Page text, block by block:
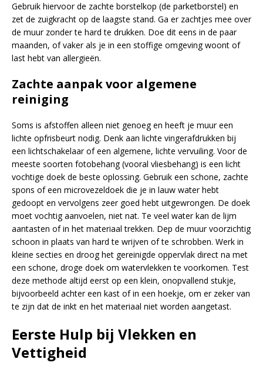
Gebruik hiervoor de zachte borstelkop (de parketborstel) en
zet de zuigkracht op de laagste stand. Ga er zachtjes mee over
de muur zonder te hard te drukken. Doe dit eens in de paar
maanden, of vaker als je in een stoffige omgeving woont of
last hebt van allergieën.
Zachte aanpak voor algemene
reiniging
Soms is afstoffen alleen niet genoeg en heeft je muur een
lichte opfrisbeurt nodig. Denk aan lichte vingerafdrukken bij
een lichtschakelaar of een algemene, lichte vervuiling. Voor de
meeste soorten fotobehang (vooral vliesbehang) is een licht
vochtige doek de beste oplossing. Gebruik een schone, zachte
spons of een microvezeldoek die je in lauw water hebt
gedoopt en vervolgens zeer goed hebt uitgewrongen. De doek
moet vochtig aanvoelen, niet nat. Te veel water kan de lijm
aantasten of in het materiaal trekken. Dep de muur voorzichtig
schoon in plaats van hard te wrijven of te schrobben. Werk in
kleine secties en droog het gereinigde oppervlak direct na met
een schone, droge doek om watervlekken te voorkomen. Test
deze methode altijd eerst op een klein, onopvallend stukje,
bijvoorbeeld achter een kast of in een hoekje, om er zeker van
te zijn dat de inkt en het materiaal niet worden aangetast.
Eerste Hulp bij Vlekken en
Vettigheid